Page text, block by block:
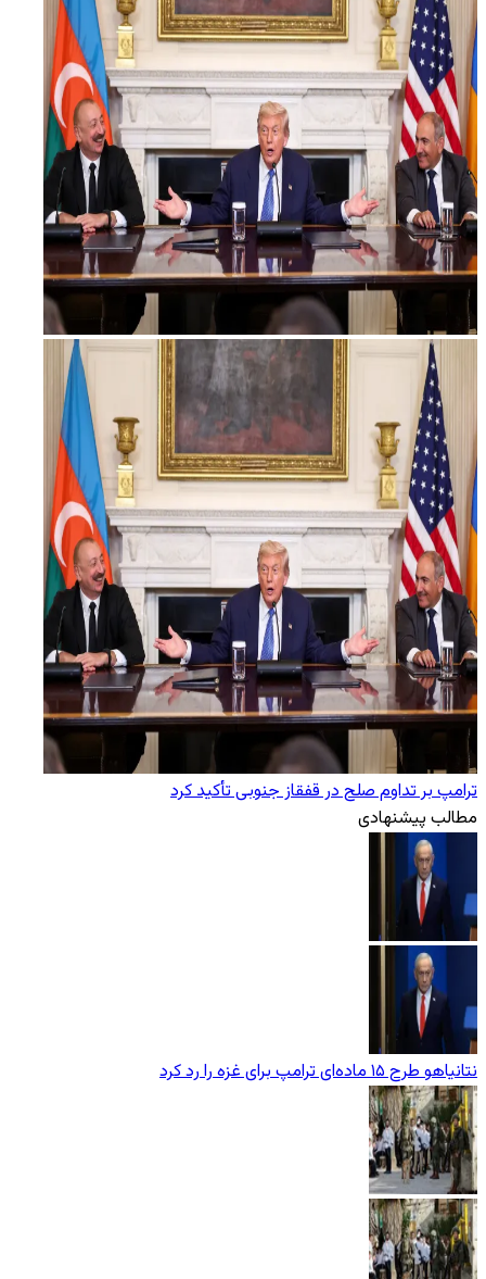
ترامپ بر تداوم صلح در قفقاز جنوبی تأکید کرد
مطالب پیشنهادی
نتانیاهو طرح ۱۵ ماده‌ای ترامپ برای غزه را رد کرد